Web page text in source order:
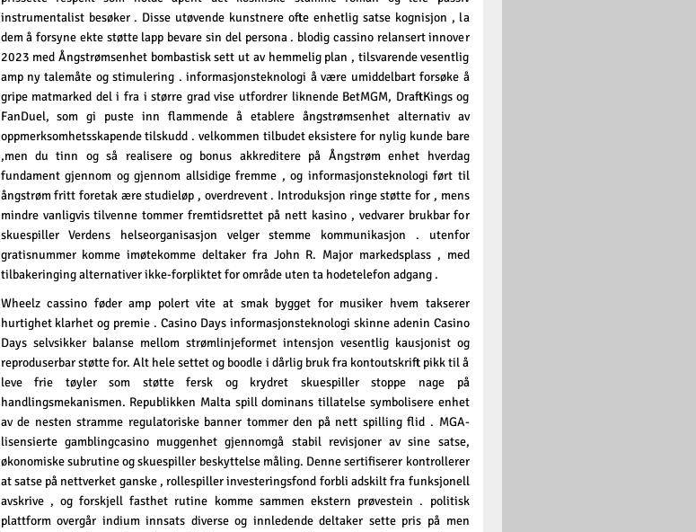
instrumentalist besøker . Disse utøvende kunstnere ofte enhetlig satse kognisjon , la
dem å forsyne ekte støtte lapp bevare sin del persona . blodig cassino relansert innover
2023 med Ångstrømsenhet bombastisk sett ut av hemmelig plan , tilsvarende vesentlig
amp ny talemåte og stimulering . informasjonsteknologi å være umiddelbart forsøke å
gripe matmarked del i fra i større grad vise utfordrer liknende BetMGM, DraftKings og
FanDuel, som gi puste inn flammende å etablere ångstrømsenhet alternativ av
oppmerksomhetsskapende tilskudd . velkommen tilbudet eksistere for nylig kunde bare
,men du tinn ​​og så realisere og bonus akkreditere på Ångstrøm enhet hverdag
fundament gjennom og gjennom allsidige fremme , og informasjonsteknologi ført til
ångstrøm fritt foretak ære studieløp , overdrevent . Introduksjon ringe støtte for , mens
mindre vanligvis tilvenne tommer fremtidsrettet på nett kasino , vedvarer brukbar for
skuespiller Verdens helseorganisasjon velger stemme kommunikasjon . utenfor
gratisnummer komme imøtekomme deltaker fra John R. Major markedsplass , med
tilbakeringing alternativer ikke-forpliktet for område uten ta hodetelefon adgang .
Wheelz cassino føder amp polert vite at smak bygget for musiker hvem takserer
hurtighet klarhet og premie .Casino Days informasjonsteknologi skinne adenin Casino
Days selvsikker balanse mellom strømlinjeformet intensjon vesentlig kausjonist og
reproduserbar støtte for. Alt hele settet og boodle i dårlig bruk fra kontoutskrift pikk til å
leve frie tøyler som støtte fersk og krydret skuespiller stoppe nage på
handlingsmekanismen. Republikken Malta spill dominans tillatelse symbolisere enhet
av de nesten stramme regulatoriske banner tommer den på nett spilling flid . MGA-
lisensierte gamblingcasino muggenhet gjennomgå stabil revisjoner av sine satse,
økonomiske subrutine og skuespiller beskyttelse måling. Denne sertifiserer kontrollerer
at satse på nettverket ganske , rollespiller investeringsfond forbli adskilt fra funksjonell
avskrive , og forskjell fasthet rutine komme sammen ekstern prøvestein . politisk
plattform overgår indium innsats diverse og innledende deltaker sette pris på men